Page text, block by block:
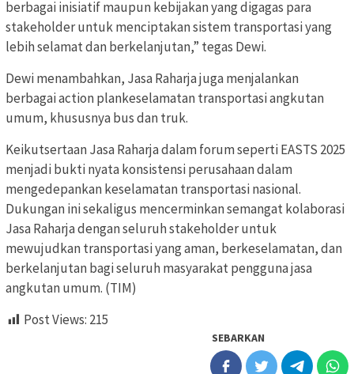
berbagai inisiatif maupun kebijakan yang digagas para
stakeholder untuk menciptakan sistem transportasi yang
lebih selamat dan berkelanjutan,” tegas Dewi.
Dewi menambahkan, Jasa Raharja juga menjalankan
berbagai action plankeselamatan transportasi angkutan
umum, khususnya bus dan truk.
Keikutsertaan Jasa Raharja dalam forum seperti EASTS 2025
menjadi bukti nyata konsistensi perusahaan dalam
mengedepankan keselamatan transportasi nasional.
Dukungan ini sekaligus mencerminkan semangat kolaborasi
Jasa Raharja dengan seluruh stakeholder untuk
mewujudkan transportasi yang aman, berkeselamatan, dan
berkelanjutan bagi seluruh masyarakat pengguna jasa
angkutan umum. (TIM)
Post Views: 215
SEBARKAN